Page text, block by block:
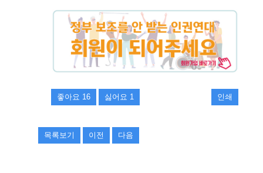
좋아요 16 싫어요 1 인쇄
목록보기 이전 다음